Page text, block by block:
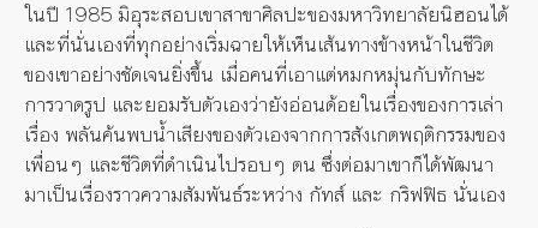
ในปี 1985 มิอุระสอบเขาสาขาศิลปะของมหาวิทยาลัยนิฮอนได้
และที่นั่นเองที่ทุกอย่างเริ่มฉายให้เห็นเส้นทางข้างหน้าในชีวิต
ของเขาอย่างชัดเจนยิ่งขึ้น เมื่อคนที่เอาแต่หมกหมุ่นกับทักษะ
การวาดรูป และยอมรับตัวเองว่ายังอ่อนด้อยในเรื่องของการเล่า
เรื่อง พลันค้นพบน้ำเสียงของตัวเองจากการสังเกตพฤติกรรมของ
เพื่อนๆ และชีวิตที่ดำเนินไปรอบๆ ตน ซึ่งต่อมาเขาก็ได้พัฒนา
มาเป็นเรื่องราวความสัมพันธ์ระหว่าง กัทส์ และ กริฟฟิธ นั่นเอง